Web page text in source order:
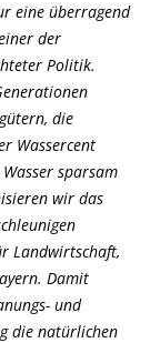
eine überragend
der
Politik.
die
Wassercent
sparsam
wir das
Landwirtschaft,
Damit
und
die natürlichen